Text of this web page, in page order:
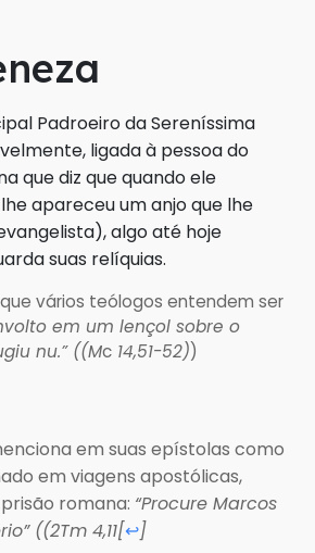
Padroeiro da Sereníssima
ligada à pessoa do
que diz que quando ele
apareceu um anjo que lhe
algo até hoje
suas relíquias.
vários teólogos entendem ser
em um lençol sobre o
nu.” ((Mc 14,51-52))
em suas epístolas como
em viagens apostólicas,
romana: “Procure Marcos
((2Tm 4,11[↩]